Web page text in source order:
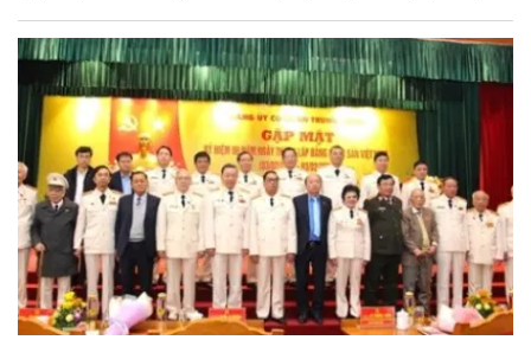
trong Công an nhân dân (CAND). Trung tướng Nguyễn Văn
Sơn, Thứ trưởng Bộ Công an chủ trì cuộc họp.